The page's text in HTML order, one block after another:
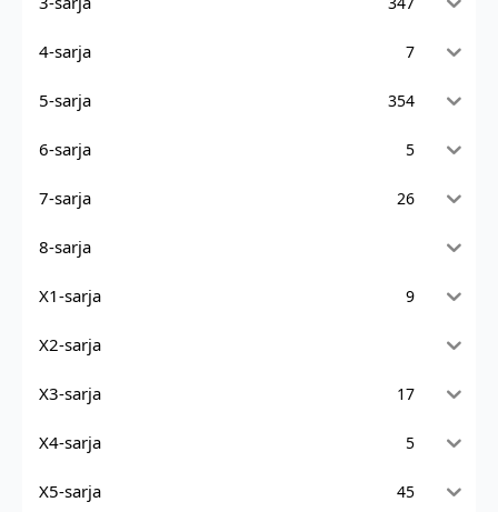
4-sarja 7
5-sarja 354
6-sarja 5
7-sarja 26
8-sarja
X1-sarja 9
X2-sarja
X3-sarja 17
X4-sarja 5
X5-sarja 45